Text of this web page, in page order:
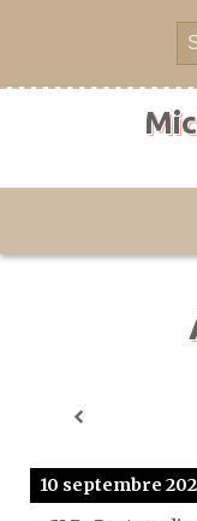
10 septembre